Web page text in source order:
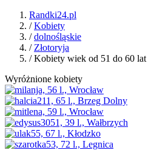
Randki24.pl
/Kobiety
/dolnośląskie
/ Złotoryja
/ Kobiety wiek od 51 do 60 lat
Wyróżnione kobiety